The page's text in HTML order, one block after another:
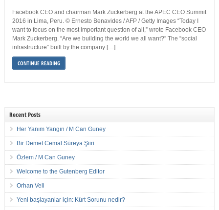
Facebook CEO and chairman Mark Zuckerberg at the APEC CEO Summit
2016 in Lima, Peru. © Ernesto Benavides / AFP / Getty Images “Today I
want to focus on the most important question of all,” wrote Facebook CEO
Mark Zuckerberg. “Are we building the world we all want?” The “social
infrastructure” built by the company […]
CONTINUE READING
Recent Posts
Her Yanım Yangın / M Can Guney
Bir Demet Cemal Süreya Şiiri
Özlem / M Can Guney
Welcome to the Gutenberg Editor
Orhan Veli
Yeni başlayanlar için: Kürt Sorunu nedir?